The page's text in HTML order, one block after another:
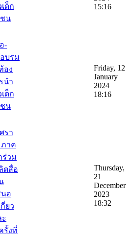
ด็ก
ชน
15:16
-
บรม
อง
นำ
ด็ก
ชน
Friday, 12
January
2024
18:16
รา
าค
ร่วม
ตสื่อ
นอ
ยว
รั้งที่
Thursday,
21
December
2023
18:32